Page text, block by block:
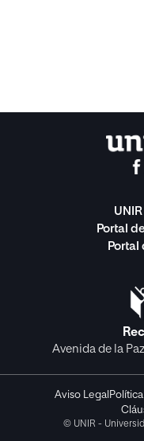
Portal
Avenida de la
Aviso Legal
© UNIR -